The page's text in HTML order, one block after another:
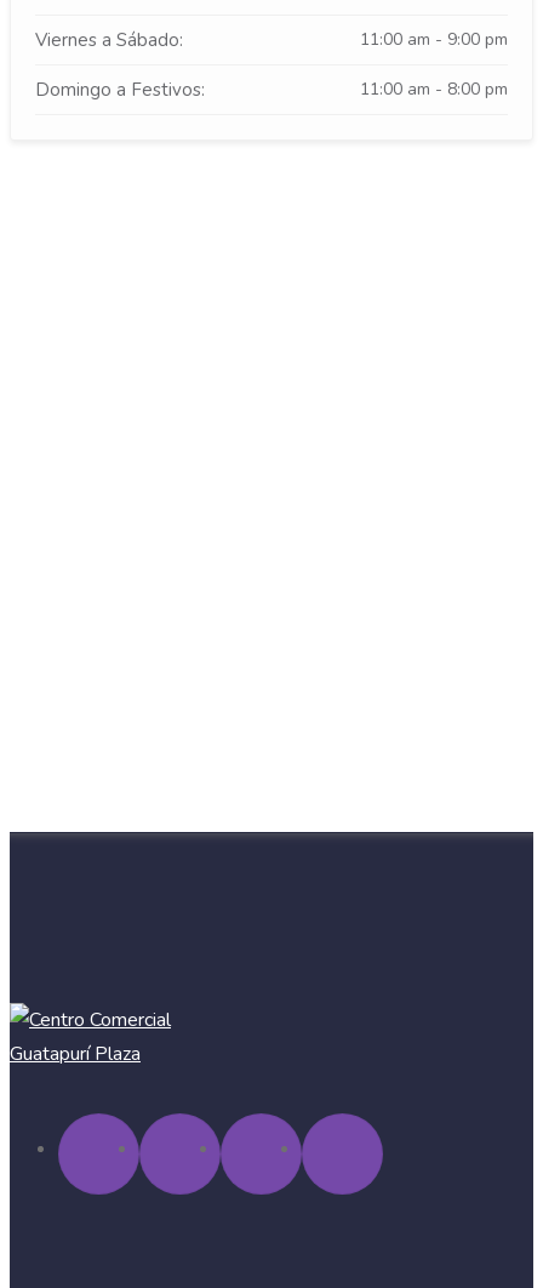
Viernes a Sábado: 11:00 am - 9:00 pm
Domingo a Festivos: 11:00 am - 8:00 pm